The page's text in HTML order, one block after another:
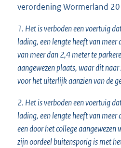
verordening Wormerland
1. Het is verboden een voertuig
lading, een lengte heeft van meer
van meer dan 2,4 meter te
aangewezen plaats, waar dit
voor het uiterlijk aanzien van de
2. Het is verboden een voertuig
lading, een lengte heeft van
een door het college
zijn oordeel buitensporig is met